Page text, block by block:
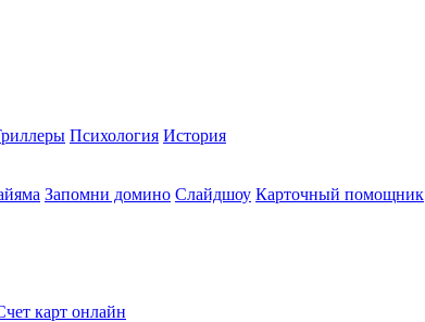
Психология История
Запомни домино Слайдшоу Карточный помощник
карт онлайн